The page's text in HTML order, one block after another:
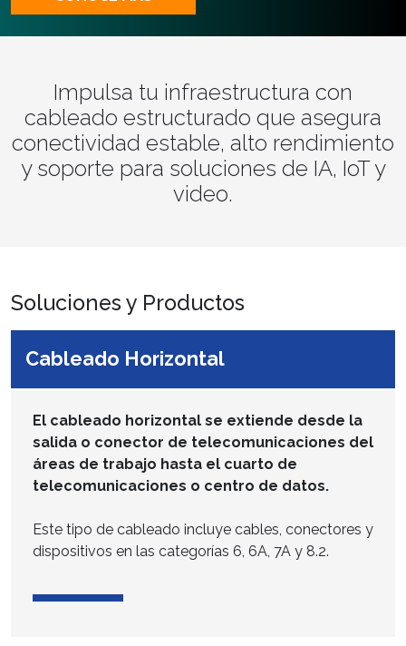
Impulsa tu infraestructura con
cableado estructurado que asegura
conectividad estable, alto rendimiento
y soporte para soluciones de IA, IoT y
video.
Soluciones y Productos
Cableado Horizontal
El cableado horizontal se extiende desde la
salida o conector de telecomunicaciones del
áreas de trabajo hasta el cuarto de
telecomunicaciones o centro de datos.
Este tipo de cableado incluye cables, conectores y
dispositivos en las categorías 6, 6A, 7A y 8.2.